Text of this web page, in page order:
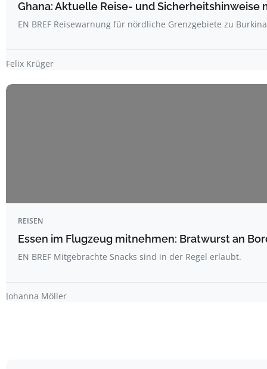
Ghana: Aktuelle Reise- und Sicherheitshinweise
EN BREF Reisewarnung für nördliche Grenzgebiete zu
Felix Krüger
REISEN
Essen im Flugzeug mitnehmen: Bratwurst an
EN BREF Mitgebrachte Snacks sind in der Regel erlaubt.
Johanna Möller